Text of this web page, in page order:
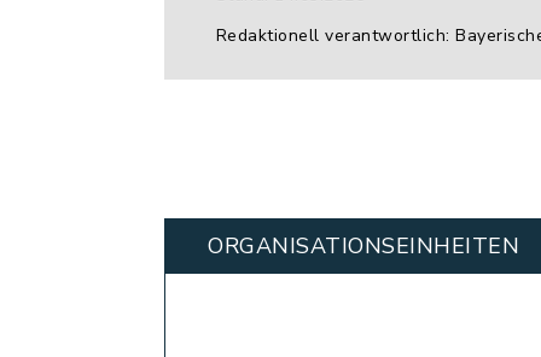
Redaktionell verantwortlich:
ORGANISATIONS­EINHEITEN